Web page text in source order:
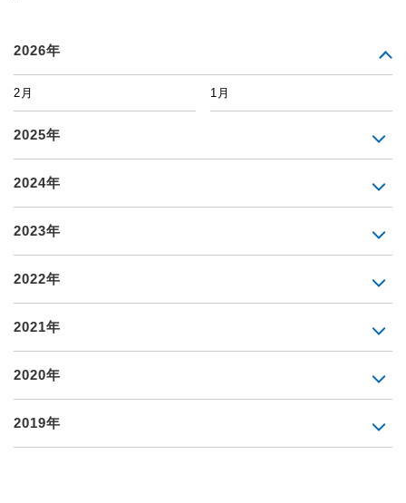
2026年
2月 1月
2025年
2024年
2023年
2022年
2021年
2020年
2019年